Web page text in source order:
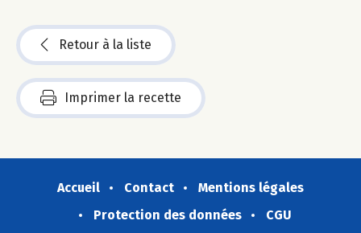
Retour à la liste
Imprimer la recette
Accueil Contact
Mentions légales
Protection des données
CGU